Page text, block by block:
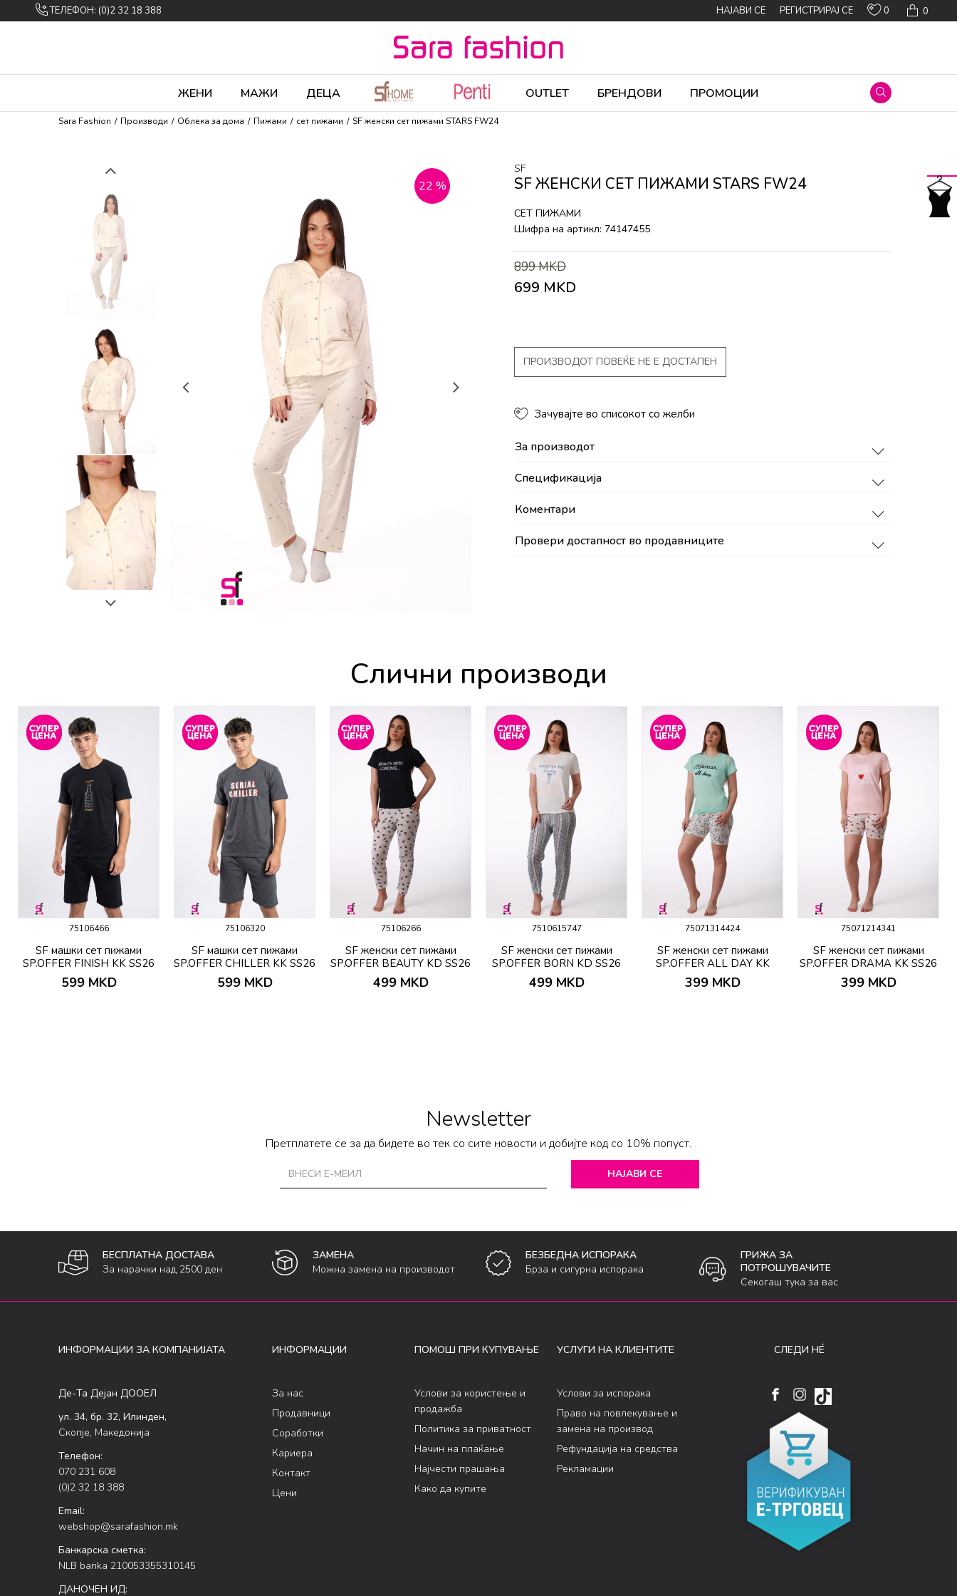
ТЕЛЕФОН: (0)2 32 18 388 0
0
НАЈАВИ СЕ РЕГИСТРИРАЈ СЕ
ЖЕНИ МАЖИ ДЕЦА OUTLET БРЕНДОВИ ПРОМОЦИИ
Sara Fashion Производи Облека за дома Пижами сет пижами SF женски сет пижами STARS FW24
22 %
SF
SF ЖЕНСКИ СЕТ ПИЖАМИ STARS FW24
СЕТ ПИЖАМИ
Шифра на артикл: 74147455
899MKD
699 MKD
ПРОИЗВОДОТ ПОВЕЌЕ НЕ Е ДОСТАПЕН
Зачувајте во списокот со желби
За производот
Спецификација
Коментари
Провери достапност во продавниците
Слични производи
75106466
SF машки сет пижами
SP.OFFER FINISH KK SS26
599 MKD
75106320
SF машки сет пижами
SP.OFFER CHILLER KK SS26
599 MKD
75106266
SF женски сет пижами
SP.OFFER BEAUTY KD SS26
499 MKD
7510615747
SF женски сет пижами
SP.OFFER BORN KD SS26
499 MKD
75071314424
SF женски сет пижами
SP.OFFER ALL DAY KK
SS26
399 MKD
75071214341
SF женски сет пижами
SP.OFFER DRAMA KK SS26
399 MKD
Newsletter
Претплатете се за да бидете во тек со сите новости и добијте код со 10% попуст.
НАЈАВИ СЕ
БЕСПЛАТНА ДОСТАВА
За нарачки над 2500 ден
ЗАМЕНА
Можна замена на производот
БЕЗБЕДНА ИСПОРАКА
Брза и сигурна испорака
ГРИЖА ЗА
ПОТРОШУВАЧИТЕ
Секогаш тука за вас
ИНФОРМАЦИИ ЗА КОМПАНИЈАТА
Де-Та Дејан ДООЕЛ
ул. 34, бр. 32, Илинден,
Скопје, Македонија
Телефон:
070 231 608
(0)2 32 18 388
Email:
webshop@sarafashion.mk
Банкарска сметка:
NLB banka 210053355310145
ДАНОЧЕН ИД:
ИНФОРМАЦИИ
За нас
Продавници
Соработки
Кариера
Контакт
Цени
ПОМОШ ПРИ КУПУВАЊЕ
Услови за користење и
продажба
Политика за приватност
Начин на плаќање
Најчести прашања
Како да купите
УСЛУГИ НА КЛИЕНТИТЕ
Услови за испорака
Право на повлекување и
замена на производ
Рефундација на средства
Рекламации
СЛЕДИ НÉ